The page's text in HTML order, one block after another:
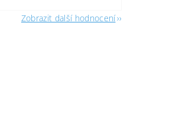
Zobrazit další hodnocení